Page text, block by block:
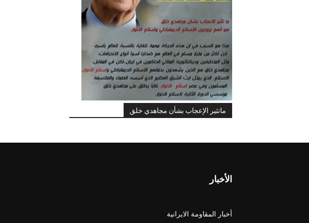
ماتثير الإعجاب بشأن مجاهدي خلق
الأخبار
أخبار المقاومة الايرانية